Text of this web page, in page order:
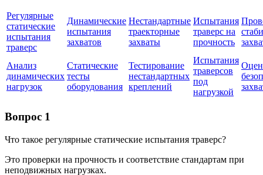
Регулярные
статические
испытания
траверс
Динамические
испытания
захватов
Нестандартные
траекторные
захваты
Испытания
траверс на
прочность
Анализ
динамических
нагрузок
Статические
тесты
оборудования
Тестирование
нестандартных
креплений
Испытания
траверсов
под
нагрузкой
Вопрос 1
Что такое регулярные статические испытания траверс?
Это проверки на прочность и соответствие стандартам при
неподвижных нагрузках.